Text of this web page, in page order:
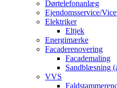
Dørtelefonanlæg
Ejendomsservice/
Elektriker
Eltjek
Energimærke
Facaderenovering
Facademaling
Sandblæsning
VVS